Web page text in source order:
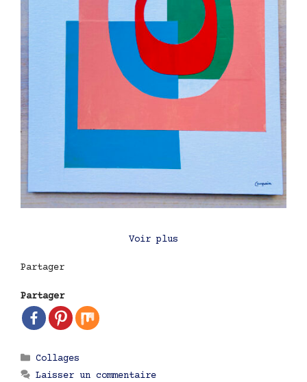
Voir plus
Partager
Partager
Catégories
Collages
Laisser un commentaire